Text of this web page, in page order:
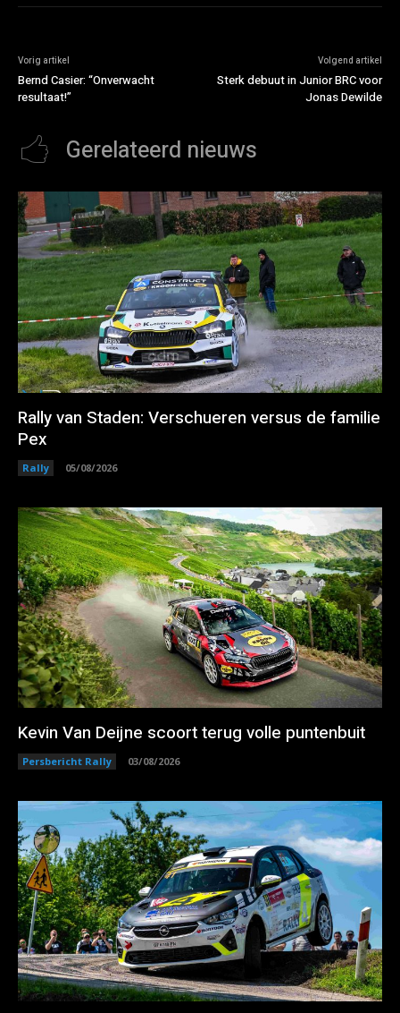
Vorig artikel
Bernd Casier: “Onverwacht
resultaat!”
Volgend artikel
Sterk debuut in Junior BRC voor
Jonas Dewilde
Gerelateerd nieuws
Rally van Staden: Verschueren versus de familie
Pex
Rally 05/08/2026
Kevin Van Deijne scoort terug volle puntenbuit
Persbericht Rally 03/08/2026